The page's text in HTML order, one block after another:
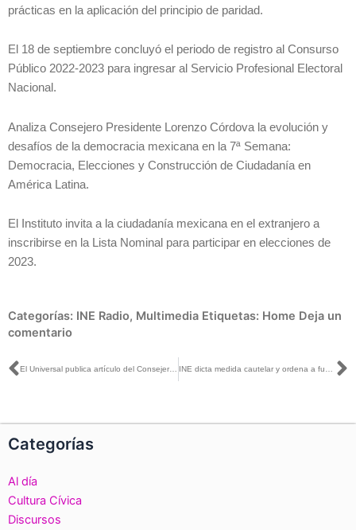
prácticas en la aplicación del principio de paridad.
El 18 de septiembre concluyó el periodo de registro al Consurso
Público 2022-2023 para ingresar al Servicio Profesional Electoral
Nacional.
Analiza Consejero Presidente Lorenzo Córdova la evolución y
desafíos de la democracia mexicana en la 7ª Semana:
Democracia, Elecciones y Construcción de Ciudadanía en
América Latina.
El Instituto invita a la ciudadanía mexicana en el extranjero a
inscribirse en la Lista Nominal para participar en elecciones de
2023.
Categorías: INE Radio, Multimedia Etiquetas: Home Deja un
comentario
Ant
Categorías
Al día
Cultura Cívica
Discursos